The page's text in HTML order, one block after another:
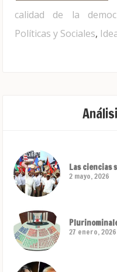
calidad de la
Políticas y Sociales,
Las ciencias
2 mayo, 2026
27 enero, 2026